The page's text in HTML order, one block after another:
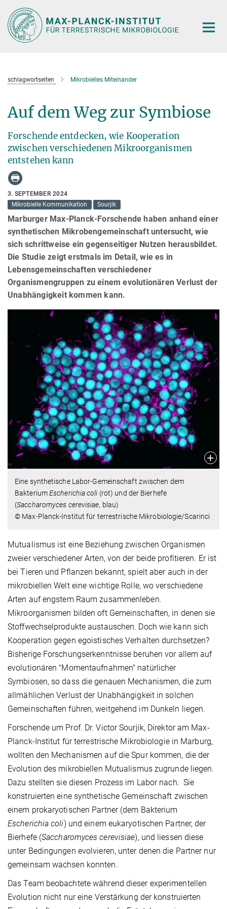
Hauptinhalt
schlagwortseiten Mikrobielles Miteinander
Auf dem Weg zur Symbiose
Forschende entdecken, wie Kooperation
zwischen verschiedenen Mikroorganismen
entstehen kann
3. SEPTEMBER 2024
Mikrobielle Kommunikation
Sourjik
Marburger Max-Planck-Forschende haben anhand einer
synthetischen Mikrobengemeinschaft untersucht, wie
sich schrittweise ein gegenseitiger Nutzen herausbildet.
Die Studie zeigt erstmals im Detail, wie es in
Lebensgemeinschaften verschiedener
Organismengruppen zu einem evolutionären Verlust der
Unabhängigkeit kommen kann.
Eine synthetische Labor-Gemeinschaft zwischen dem
BakteriumEscherichia coli (rot) und der Bierhefe
(Saccharomyces cerevisiae, blau)
© Max-Planck-Institut für terrestrische Mikrobiologie/Scarinci
Mutualismus ist eine Beziehung zwischen Organismen
zweier verschiedener Arten, von der beide profitieren. Er ist
bei Tieren und Pflanzen bekannt, spielt aber auch in der
mikrobiellen Welt eine wichtige Rolle, wo verschiedene
Arten auf engstem Raum zusammenleben.
Mikroorganismen bilden oft Gemeinschaften, in denen sie
Stoffwechselprodukte austauschen. Doch wie kann sich
Kooperation gegen egoistisches Verhalten durchsetzen?
Bisherige Forschungserkenntnisse beruhen vor allem auf
evolutionären "Momentaufnahmen" natürlicher
Symbiosen, so dass die genauen Mechanismen, die zum
allmählichen Verlust der Unabhängigkeit in solchen
Gemeinschaften führen, weitgehend im Dunkeln liegen.
Forschende um Prof. Dr. Victor Sourjik, Direktor am Max-
Planck-Institut für terrestrische Mikrobiologie in Marburg,
wollten den Mechanismen auf die Spur kommen, die der
Evolution des mikrobiellen Mutualismus zugrunde liegen.
Dazu stellten sie diesen Prozess im Labor nach. Sie
konstruierten eine synthetische Gemeinschaft zwischen
einem prokaryotischen Partner (dem Bakterium
Escherichia coli) und einem eukaryotischen Partner, der
Bierhefe (Saccharomyces cerevisiae), und liessen diese
unter Bedingungen evolvieren, unter denen die Partner nur
gemeinsam wachsen konnten.
Das Team beobachtete während dieser experimentellen
Evolution nicht nur eine Verstärkung der konstruierten